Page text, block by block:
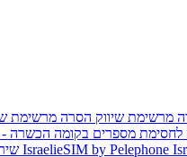
מרשימת שיווק הסרה מרשימת
לחסימת מספרים בקומה הכשרה -
IsraelieSIM by Pelephone